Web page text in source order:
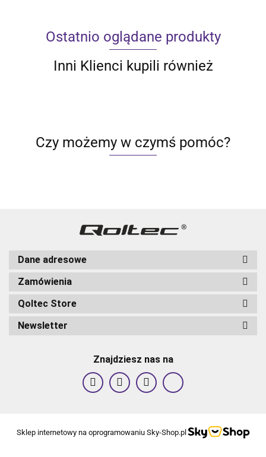
Ostatnio oglądane produkty
Inni Klienci kupili również
Czy możemy w czymś pomóc?
Dane adresowe
Zamówienia
Qoltec Store
Newsletter
Znajdziesz nas na
Sklep internetowy na oprogramowaniu Sky-Shop.pl